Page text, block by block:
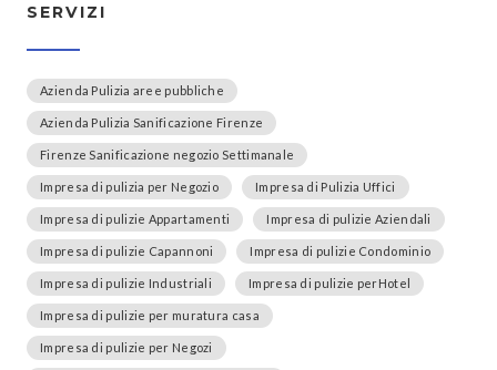
SERVIZI
Azienda Pulizia aree pubbliche
Azienda Pulizia Sanificazione Firenze
Firenze Sanificazione negozio Settimanale
Impresa di pulizia per Negozio Impresa di Pulizia Uffici
Impresa di pulizie Appartamenti Impresa di pulizie Aziendali
Impresa di pulizie Capannoni Impresa di pulizie Condominio
Impresa di pulizie Industriali Impresa di pulizie perHotel
Impresa di pulizie per muratura casa
Impresa di pulizie per Negozi